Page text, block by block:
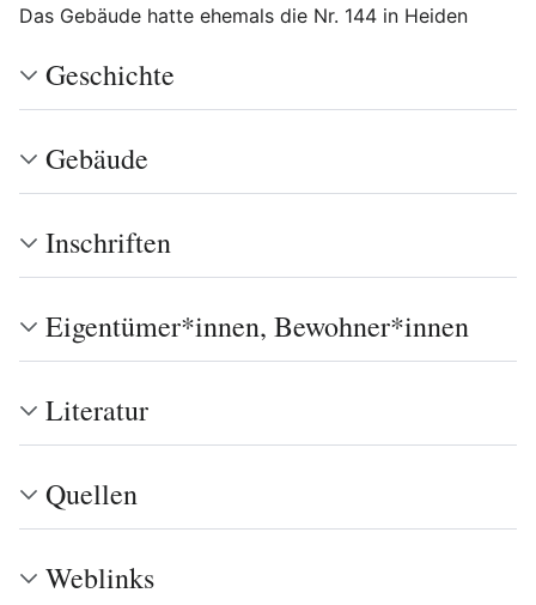
Das Gebäude hatte ehemals die Nr. 144 in Heiden
Geschichte
Gebäude
Inschriften
Eigentümer*innen, Bewohner*innen
Literatur
Quellen
Weblinks